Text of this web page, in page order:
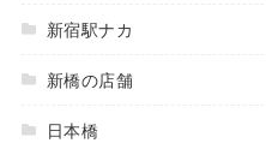
新宿駅ナカ
新橋の店舗
日本橋